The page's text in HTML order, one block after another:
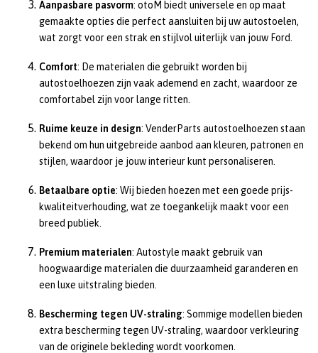
Aanpasbare pasvorm: otoM biedt universele en op maat
gemaakte opties die perfect aansluiten bij uw autostoelen,
wat zorgt voor een strak en stijlvol uiterlijk van jouw Ford.
Comfort: De materialen die gebruikt worden bij
autostoelhoezen zijn vaak ademend en zacht, waardoor ze
comfortabel zijn voor lange ritten.
Ruime keuze in design: VenderParts autostoelhoezen staan
bekend om hun uitgebreide aanbod aan kleuren, patronen en
stijlen, waardoor je jouw interieur kunt personaliseren.
Betaalbare optie: Wij bieden hoezen met een goede prijs-
kwaliteitverhouding, wat ze toegankelijk maakt voor een
breed publiek.
Premium materialen: Autostyle maakt gebruik van
hoogwaardige materialen die duurzaamheid garanderen en
een luxe uitstraling bieden.
Bescherming tegen UV-straling: Sommige modellen bieden
extra bescherming tegen UV-straling, waardoor verkleuring
van de originele bekleding wordt voorkomen.